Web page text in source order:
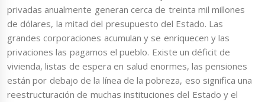
privadas anualmente generan cerca de treinta mil millones
de dólares, la mitad del presupuesto del Estado. Las
grandes corporaciones acumulan y se enriquecen y las
privaciones las pagamos el pueblo. Existe un déficit de
vivienda, listas de espera en salud enormes, las pensiones
están por debajo de la línea de la pobreza, eso significa una
reestructuración de muchas instituciones del Estado y el